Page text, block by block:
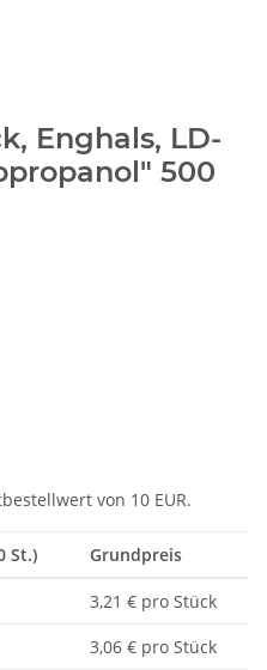
Enghals, LD-
500
von 10 EUR.
St.) Grundpreis
3,21 € pro Stück
3,06 € pro Stück